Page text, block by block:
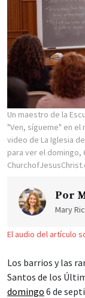
Un maestro de la
"Ven, sígueme" en el
video de La Iglesia
para ver el domingo,
Por
Mary
El audio del artículo
Los barrios y las
Santos de los
domingo 6 de